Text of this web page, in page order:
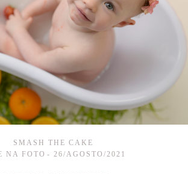
SMASH THE CAKE
NA FOTO
26/AGOSTO/2021